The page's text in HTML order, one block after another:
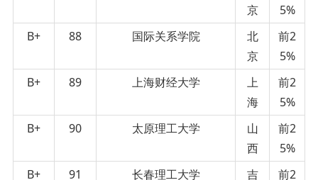
京
5%
B+
88 国际关系学院
北
京
前2
5%
B+
89 上海财经大学
上
海
前2
5%
B+
90 太原理工大学
山
西
前2
5%
B+
91 长春理工大学 吉 前2